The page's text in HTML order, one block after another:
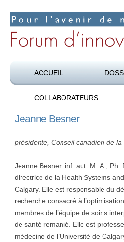
ACCUEIL
COLLABORATEURS
Jeanne Besner
présidente, Conseil canadien de la
Jeanne Besner, inf. aut. M. A., Ph.
directrice de la Health Systems
Calgary. Elle est responsable du
recherche consacré à
membres de l’équipe de soins
de santé remanié. Elle est
médecine de l’Université de